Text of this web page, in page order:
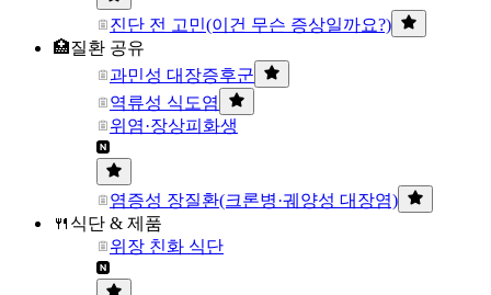
진단 전 고민(이건 무슨 증상일까요?)
🏥질환 공유
과민성 대장증후군
역류성 식도염
위염·장상피화생
염증성 장질환(크론병·궤양성 대장염)
🍴식단 & 제품
위장 친화 식단